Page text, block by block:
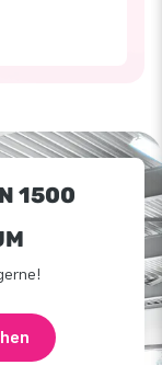
1500